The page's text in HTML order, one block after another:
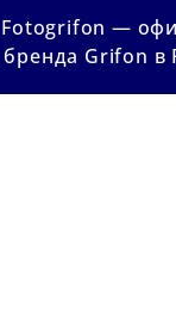
Fotogrifon —
Grifon в